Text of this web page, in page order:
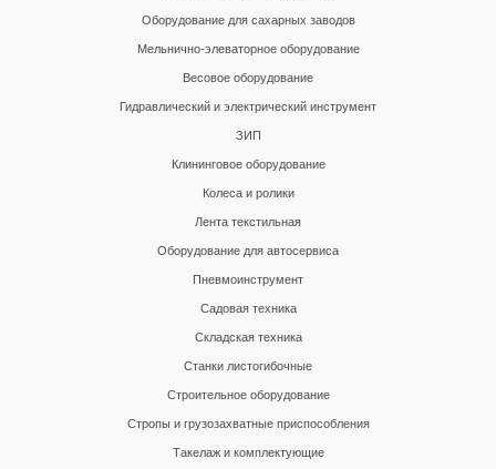
Оборудование для сахарных заводов
Мельнично-элеваторное оборудование
Весовое оборудование
Гидравлический и электрический инструмент
ЗИП
Клининговое оборудование
Колеса и ролики
Лента текстильная
Оборудование для автосервиса
Пневмоинструмент
Садовая техника
Складская техника
Станки листогибочные
Строительное оборудование
Стропы и грузозахватные приспособления
Такелаж и комплектующие